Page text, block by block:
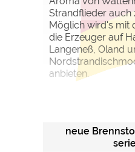
Strandflieder auch
Möglich wird's mit
die Erzeuger auf
Langeneß, Oland
anbieten.
neue